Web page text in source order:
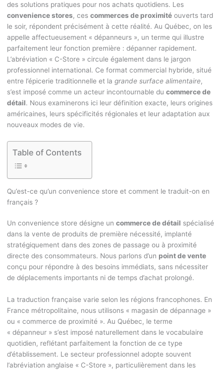
des solutions pratiques pour nos achats quotidiens. Les
convenience stores, ces commerces de proximitéouverts tard
le soir, répondent précisément à cette réalité. Au Québec, on les
appelle affectueusement « dépanneurs », un terme qui illustre
parfaitement leur fonction première : dépanner rapidement.
L’abréviation « C-Store » circule également dans le jargon
professionnel international. Ce format commercial hybride, situé
entre l’épicerie traditionnelle et la grande surface alimentaire,
s’est imposé comme un acteur incontournable du commerce de
détail. Nous examinerons ici leur définition exacte, leurs origines
américaines, leurs spécificités régionales et leur adaptation aux
nouveaux modes de vie.
Table of Contents
Qu’est-ce qu’un convenience store et comment le traduit-on en
français ?
Un convenience store désigne un commerce de détail spécialisé
dans la vente de produits de première nécessité, implanté
stratégiquement dans des zones de passage ou à proximité
directe des consommateurs. Nous parlons d’un point de vente
conçu pour répondre à des besoins immédiats, sans nécessiter
de déplacements importants ni de temps d’achat prolongé.
La traduction française varie selon les régions francophones. En
France métropolitaine, nous utilisons « magasin de dépannage »
ou « commerce de proximité ». Au Québec, le terme
« dépanneur » s’est imposé naturellement dans le vocabulaire
quotidien, reflétant parfaitement la fonction de ce type
d’établissement. Le secteur professionnel adopte souvent
l’abréviation anglaise « C-Store », particulièrement dans les